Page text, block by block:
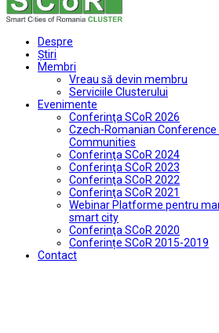
Despre
Ştiri
Membri
Vreau să devin membru
Serviciile Clusterului
Evenimente
Conferinţa SCoR 2026
Czech-Romanian
Communities
Conferinţa SCoR 2024
Conferinţa SCoR 2023
Conferinţa SCoR 2022
Conferinţa SCoR 2021
Webinar Platforme pentru
smart city
Conferinţa SCoR 2020
Conferințe SCoR 2015-2019
Contact